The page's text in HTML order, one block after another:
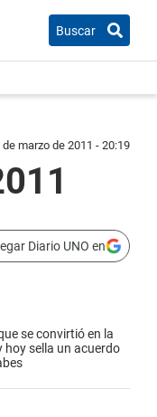
Buscar
de marzo de 2011 - 20:19
Diario UNO en
se convirtió en la
hoy sella un acuerdo